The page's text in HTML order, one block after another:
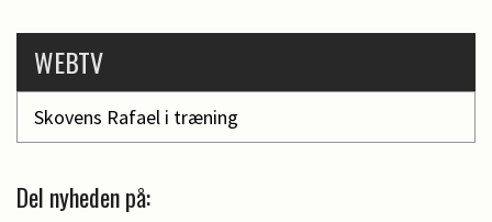
WEBTV
Skovens Rafael i træning
Del nyheden på: